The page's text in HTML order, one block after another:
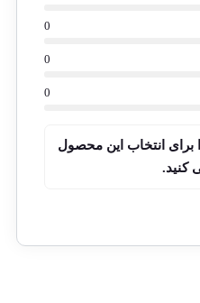
0
0
0
برای انتخاب این محصول
کنید.